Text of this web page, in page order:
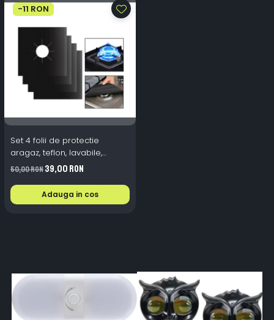
-11 RON
Set 4 folii de protectie
aragaz, teflon, lavabile,
reutilizabile, Negru/Gri
50,00 RON39,00 RON
Adauga in cos